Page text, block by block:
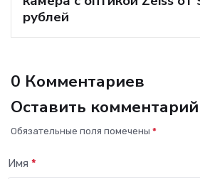
рублей
0 Комментариев
Оставить комментарий
Обязательные поля помечены *
Имя *